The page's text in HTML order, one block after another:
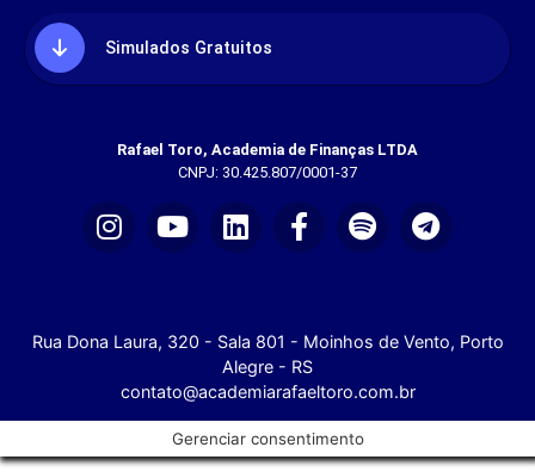
Simulados Gratuitos
Rafael Toro, Academia de Finanças LTDA
CNPJ: 30.425.807/0001-37
Rua Dona Laura, 320 - Sala 801 - Moinhos de Vento, Porto
Alegre - RS
contato@academiarafaeltoro.com.br
Gerenciar consentimento